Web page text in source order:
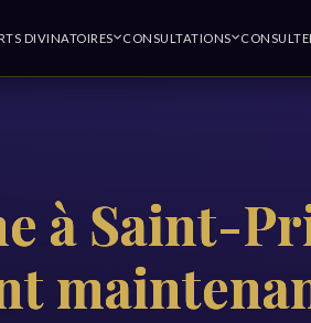
DIVINATOIRES CONSULTATIONS
à Saint-